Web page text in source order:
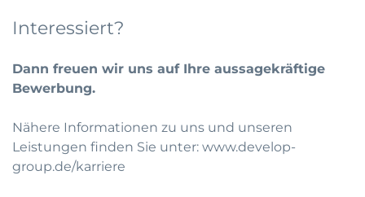
Interessiert?
Dann freuen wir uns auf Ihre aussagekräftige
Bewerbung.
Nähere Informationen zu uns und unseren
Leistungen finden Sie unter: www.develop-
group.de/karriere